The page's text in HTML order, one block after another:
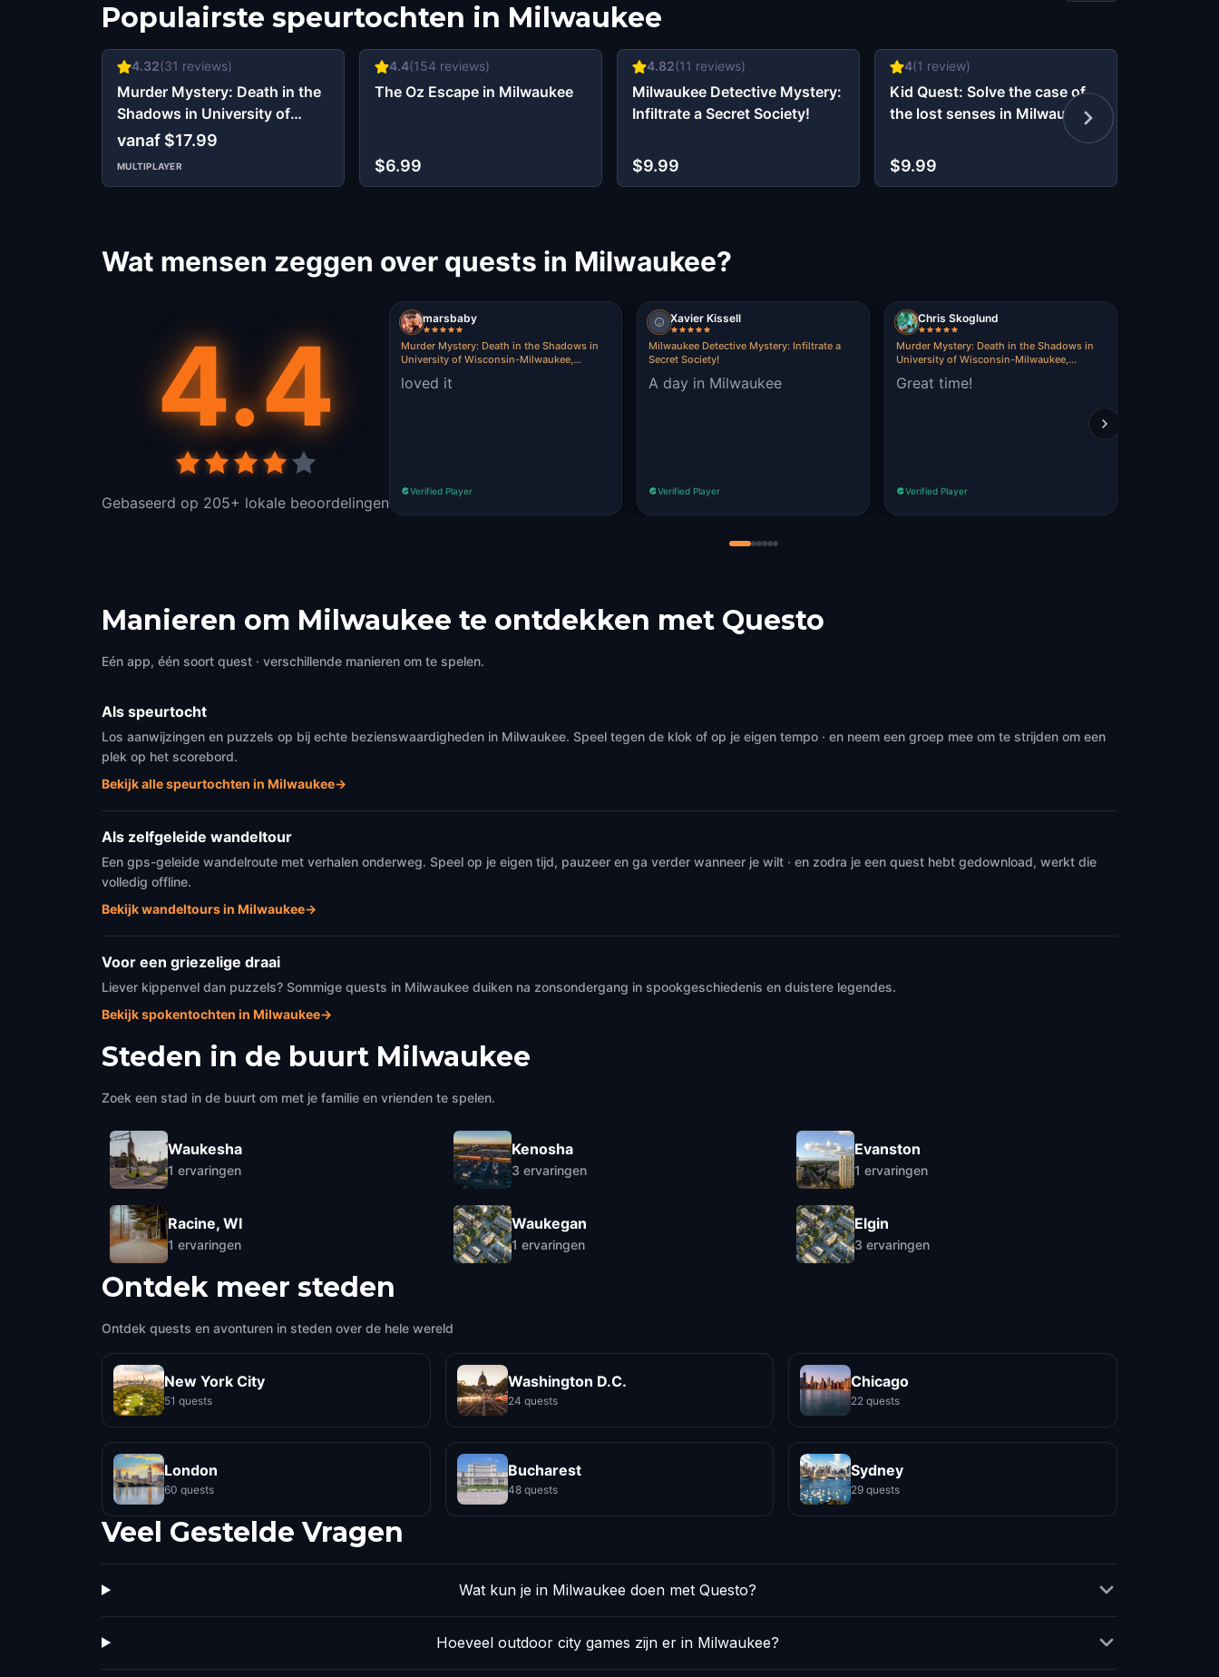
Populairste speurtochten in Milwaukee
4.32(31 reviews)
Murder Mystery: Death in the
Shadows in University of
Wisconsin-Milwaukee,
vanaf $17.99
MULTIPLAYER
4.4(154 reviews)
The Oz Escape in Milwaukee
$6.99
4.82(11 reviews)
Milwaukee Detective Mystery:
Infiltrate a Secret Society!
$9.99
4(1 review)
Kid Quest: Solve the case of
the lost senses in Milwaukee
$9.99
Wat mensen zeggen over quests in Milwaukee?
4.4
Gebaseerd op 205+ lokale beoordelingen
marsbaby
Murder Mystery: Death in the Shadows in
University of Wisconsin-Milwaukee,
loved it
Verified Player
Xavier Kissell
Milwaukee Detective Mystery: Infiltrate a
Secret Society!
A day in Milwaukee
Verified Player
Chris Skoglund
Murder Mystery: Death in the Shadows in
University of Wisconsin-Milwaukee,
Great time!
Verified Player
Manieren om Milwaukee te ontdekken met Questo
Eén app, één soort quest · verschillende manieren om te spelen.
Als speurtocht
Los aanwijzingen en puzzels op bij echte bezienswaardigheden in Milwaukee. Speel tegen de klok of op je eigen tempo · en neem een groep mee om te strijden om een
plek op het scorebord.
Bekijk alle speurtochten in Milwaukee→
Als zelfgeleide wandeltour
Een gps-geleide wandelroute met verhalen onderweg. Speel op je eigen tijd, pauzeer en ga verder wanneer je wilt · en zodra je een quest hebt gedownload, werkt die
volledig offline.
Bekijk wandeltours in Milwaukee→
Voor een griezelige draai
Liever kippenvel dan puzzels? Sommige quests in Milwaukee duiken na zonsondergang in spookgeschiedenis en duistere legendes.
Bekijk spokentochten in Milwaukee→
Steden in de buurt Milwaukee
Zoek een stad in de buurt om met je familie en vrienden te spelen.
Waukesha
1 ervaringen
Racine, WI
1 ervaringen
Kenosha
3 ervaringen
Waukegan
1 ervaringen
Evanston
1 ervaringen
Elgin
3 ervaringen
Ontdek meer steden
Ontdek quests en avonturen in steden over de hele wereld
New York City
51 quests
Washington D.C.
24 quests
Chicago
22 quests
London
60 quests
Bucharest
48 quests
Sydney
29 quests
Veel Gestelde Vragen
Wat kun je in Milwaukee doen met Questo?
Hoeveel outdoor city games zijn er in Milwaukee?